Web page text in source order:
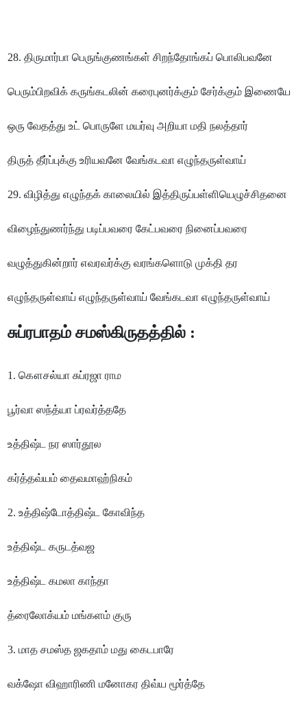
28. திருமார்பா பெருங்குணங்கள் சிறந்தோங்கப் பொலிபவனே
பெரும்பிறவிக் கருங்கடலின் கரைபுனர்க்கும் சேர்க்கும் இணையே
ஒரு வேதத்து உட் பொருளே மயர்வு அறியா மதி நலத்தார்
திருத் தீர்ப்புக்கு உரியவனே வேங்கடவா எழுந்தருள்வாய்
29. விழித்து எழுந்தக் காலையில் இத்திருப்பள்ளியெழுச்சிதனை
விழைந்துணர்ந்து படிப்பவரை கேட்பவரை நினைப்பவரை
வழுத்துகின்றார் எவரவர்க்கு வரங்களொடு முக்தி தர
எழுந்தருள்வாய் எழுந்தருள்வாய் வேங்கடவா எழுந்தருள்வாய்
சுப்ரபாதம் சமஸ்கிருதத்தில் :
1. கௌசல்யா சுப்ரஜா ராம
பூர்வா ஸந்த்யா ப்ரவர்த்ததே
உத்திஷ்ட நர ஸார்தூல
கர்த்தவ்யம் தைவமாஹ்நிகம்
2. உத்திஷ்டோத்திஷ்ட கோவிந்த
உத்திஷ்ட கருடத்வஜ
உத்திஷ்ட கமலா காந்தா
த்ரைலோக்யம் மங்களம் குரு
3. மாத சமஸ்த ஜகதாம் மது கைடபாரே
வக்ஷோ விஹாரிணி மனோகர திவ்ய மூர்த்தே